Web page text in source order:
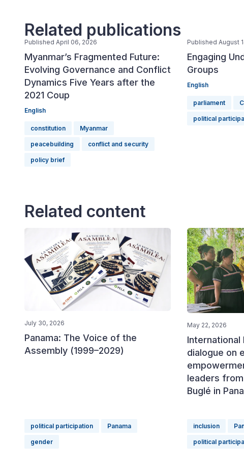
Related publications
Published April 06, 2026
Myanmar’s Fragmented Future:
Evolving Governance and Conflict
Dynamics Five Years after the
2021 Coup
English
constitution Myanmar
peacebuilding conflict and security
policy brief
Published August
Engaging
Groups
English
parliament
political
Related content
July 30, 2026
Panama: The Voice of the
Assembly (1999–2029)
political participation Panama
gender
May 22, 2026
International
dialogue on
leaders
Buglé in
inclusion
political